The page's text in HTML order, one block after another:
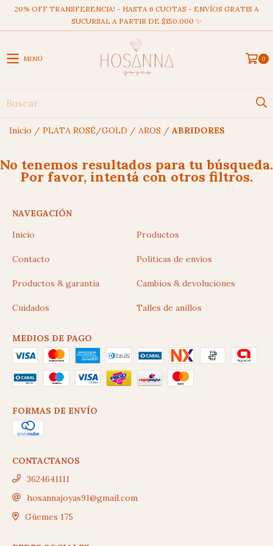
20% OFF TRANSFERENCIA! - HASTA 6 CUOTAS - ENVÍOS GRATIS A
SUCURSAL A PARTIR DE $150.000 ✨
MENÚ 0
Inicio / PLATA ROSÉ/GOLD / AROS / ABRIDORES
No tenemos resultados para tu búsqueda.
Por favor, intentá con otros filtros.
NAVEGACIÓN
Inicio
Productos
Contacto Politicas de envíos
Productos & garantía Cambios & devoluciones
Cuidados Talles de anillos
MEDIOS DE PAGO
FORMAS DE ENVÍO
CONTACTANOS
3624641111
hosannajoyas91@gmail.com
Güemes 175